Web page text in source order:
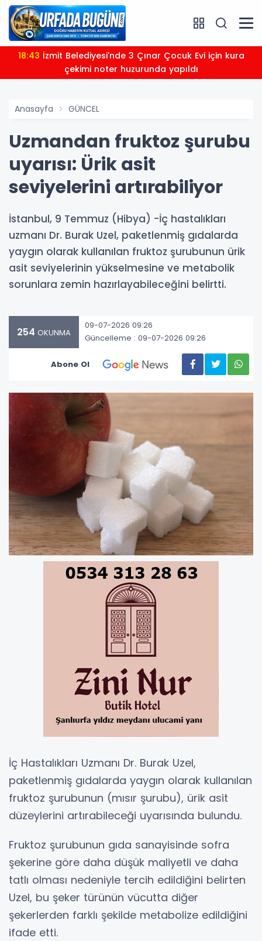
18:43
çekimi noter huzurunda yapıldı
Anasayfa GÜNCEL
Uzmandan fruktoz şurubu
uyarısı: Ürik asit
seviyelerini artırabiliyor
İstanbul, 9 Temmuz (Hibya) -İç hastalıkları
uzmanı Dr. Burak Uzel, paketlenmiş gıdalarda
yaygın olarak kullanılan fruktoz şurubunun ürik
asit seviyelerinin yükselmesine ve metabolik
sorunlara zemin hazırlayabileceğini belirtti.
254 OKUNMA
09-07-2026 09:26
Güncelleme : 09-07-2026 09:26
Abone Ol
İç Hastalıkları Uzmanı Dr. Burak Uzel,
paketlenmiş gıdalarda yaygın olarak kullanılan
fruktoz şurubunun (mısır şurubu), ürik asit
düzeylerini artırabileceği uyarısında bulundu.
Fruktoz şurubunun gıda sanayisinde sofra
şekerine göre daha düşük maliyetli ve daha
tatlı olması nedeniyle tercih edildiğini belirten
Uzel, bu şeker türünün vücutta diğer
şekerlerden farklı şekilde metabolize edildiğini
ifade etti.